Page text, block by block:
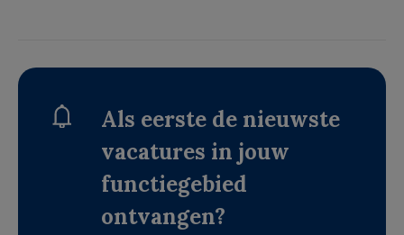
Als eerste de nieuwste
vacatures in jouw
functiegebied
ontvangen?